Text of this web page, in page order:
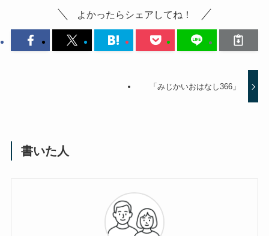
よかったらシェアしてね！
「みじかいおはなし366」
書いた人